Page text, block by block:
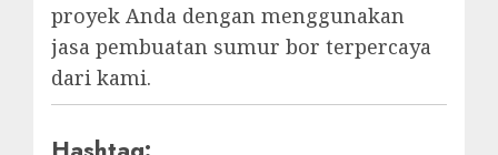
proyek Anda dengan menggunakan
jasa pembuatan sumur bor terpercaya
dari kami.